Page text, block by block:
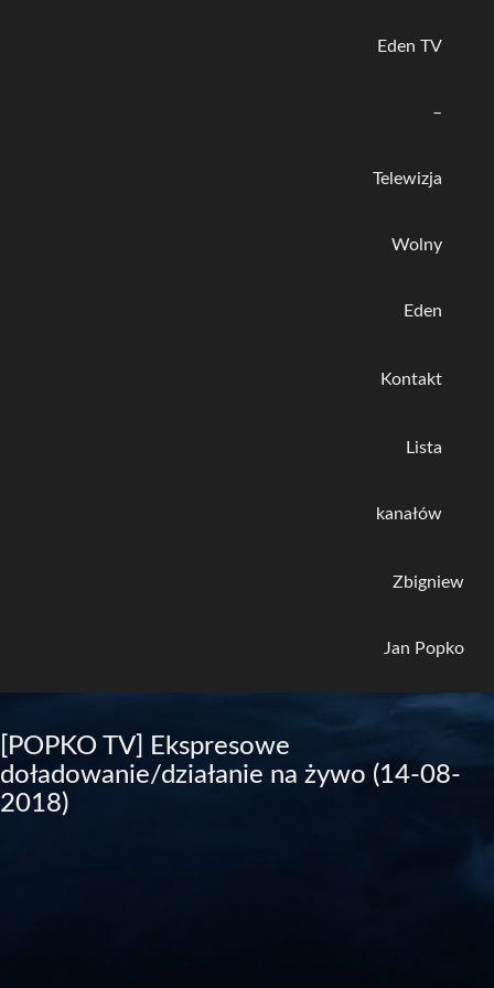
Eden TV
–
Telewizja
Wolny
Eden
Kontakt
Lista
kanałów
Zbigniew
Jan Popko
[POPKO TV] Ekspresowe
doładowanie/działanie na żywo (14-08-
2018)